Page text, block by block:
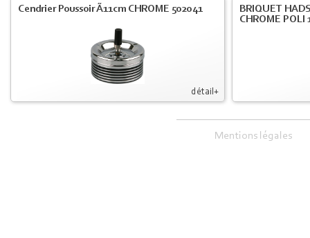
détail+
Cendrier Poussoir Ã11cm CHROME 502041
BRIQUET
CHROME POLI
Mentions légales